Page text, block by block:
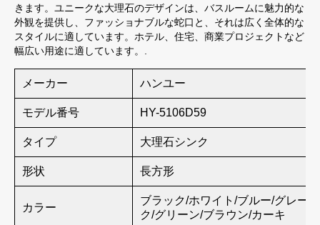
きます。ユニークな大理石のデザインは、バスルームに魅力的な
外観を提供し、ファッショナブルな蛇口と、それは広く全体的な
スタイルに適しています。ホテル、住宅、商業プロジェクトなど
幅広い用途に適しています。.
メーカー ハンユー
モデル番号 HY-5106D59
タイプ 大理石シンク
形状 長方形
カラー
ブラック/ホワイト/ブルー/グレー/
ク/グリーン/ブラウン/カーキ